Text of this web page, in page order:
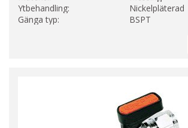
Ytbehandling:
Nickelpläterad
Gänga typ:
BSPT